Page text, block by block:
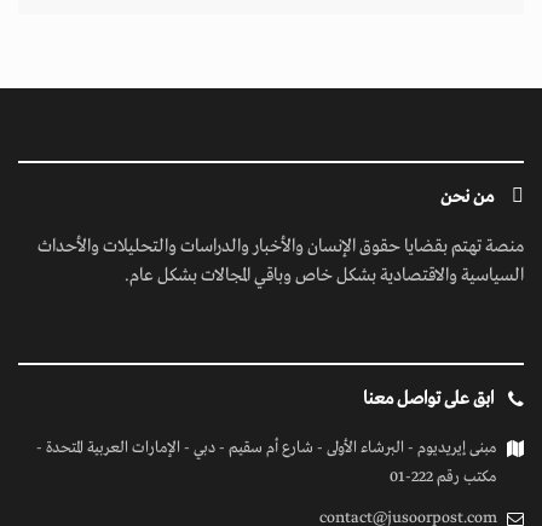
من نحن
منصة تهتم بقضايا حقوق الإنسان والأخبار والدراسات والتحليلات والأحداث
السياسية والاقتصادية بشكل خاص وباقي المجالات بشكل عام.
ابق على تواصل معنا
مبنى إيريديوم - البرشاء الأولى - شارع أم سقيم - دبي - الإمارات العربية المتحدة -
مكتب رقم 222-01
contact@jusoorpost.com